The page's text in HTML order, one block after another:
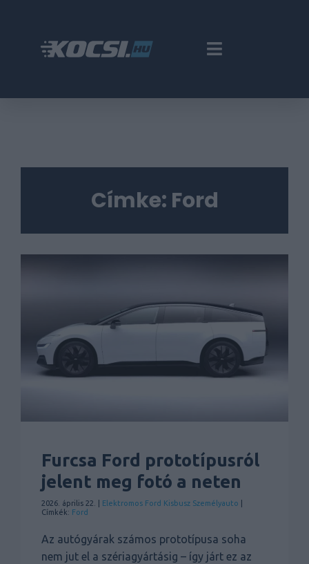
Címke: Ford
Furcsa Ford prototípusról
jelent meg fotó a neten
2026. április 22. | Elektromos Ford Kisbusz Személyauto
Címkék: Ford
Az autógyárak számos prototípusa soha
nem jut el a szériagyártásig – így járt ez az